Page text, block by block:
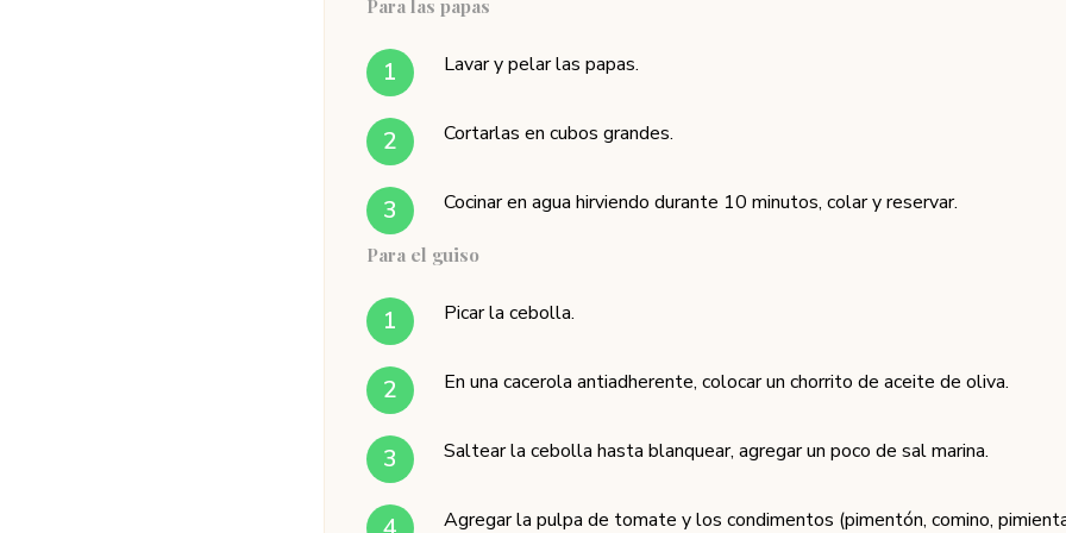
Para las papas
Lavar y pelar las papas.
Cortarlas en cubos grandes.
Cocinar en agua hirviendo durante 10 minutos, colar y reservar.
Para el guiso
Picar la cebolla.
En una cacerola antiadherente, colocar un chorrito de aceite de oliva.
Saltear la cebolla hasta blanquear, agregar un poco de sal marina.
Agregar la pulpa de tomate y los condimentos (pimentón, comino,